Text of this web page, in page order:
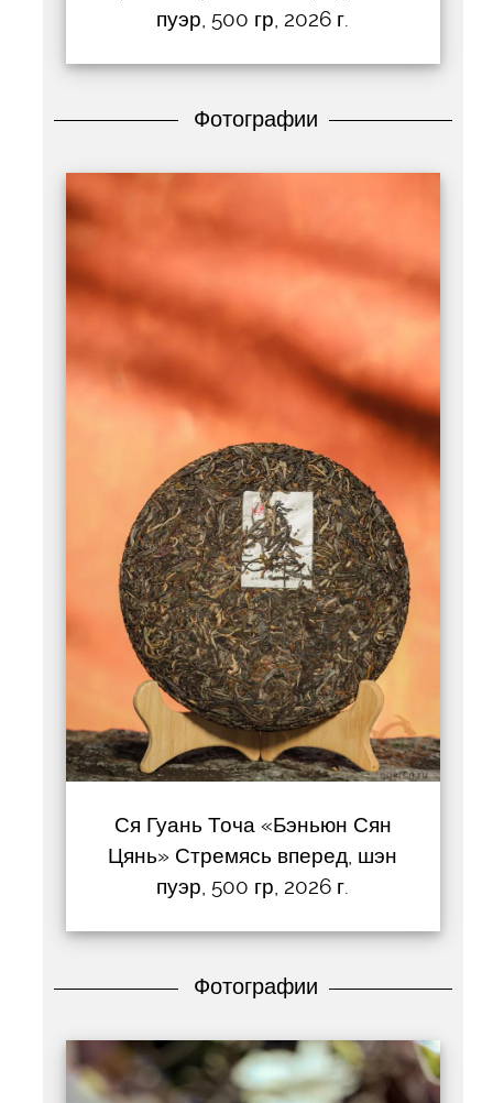
пуэр, 500 гр, 2026 г.
Фотографии
Ся Гуань Точа «Бэньюн Сян
Цянь» Стремясь вперед, шэн
пуэр, 500 гр, 2026 г.
Фотографии